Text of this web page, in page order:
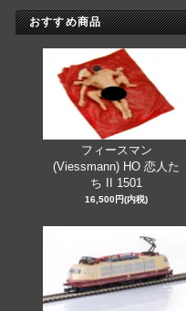
おすすめ商品
フィースマン
(Viessmann) HO 恋人た
ち II 1501
16,500円(内税)